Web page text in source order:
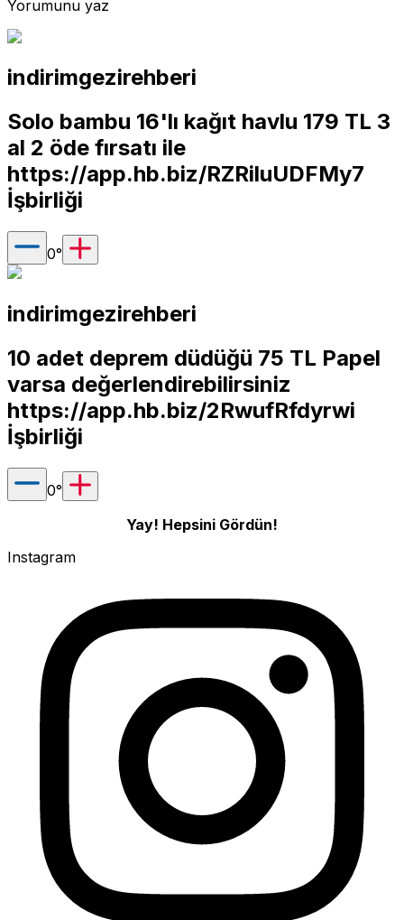
Yorumunu yaz
indirimgezirehberi
Solo bambu 16'lı kağıt havlu 179 TL 3
al 2 öde fırsatı ile
https://app.hb.biz/RZRiluUDFMy7
İşbirliği
0°
indirimgezirehberi
10 adet deprem düdüğü 75 TL Papel
varsa değerlendirebilirsiniz
https://app.hb.biz/2RwufRfdyrwi
İşbirliği
0°
Yay! Hepsini Gördün!
Instagram